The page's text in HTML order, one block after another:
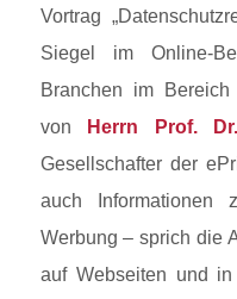
Vortrag
Siegel im Online-
Branchen im Bereich
von
Herrn Prof.
Gesellschafter der
auch Informationen
Werbung – sprich die
auf Webseiten und